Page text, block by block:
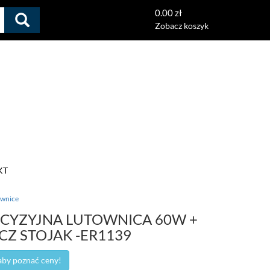
0.00 zł
Zobacz koszyk
LUTOWNICA 60W +
STOJAK -ER1139
poznać ceny!